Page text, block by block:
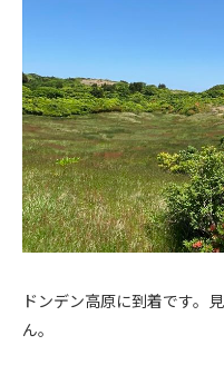
ドンデン高原に到着です。
ん。